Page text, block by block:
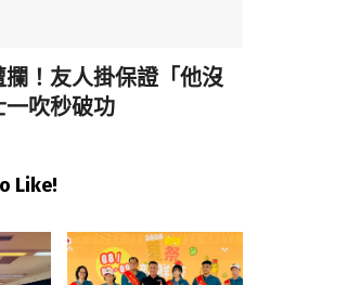
！友人掛保證「他沒
吹秒破功
Like!